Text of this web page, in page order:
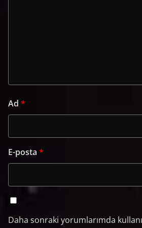
Ad *
E-posta *
Daha sonraki yorumlarımda